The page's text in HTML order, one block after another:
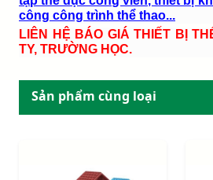
công công trình thể thao...
LIÊN HỆ BÁO GIÁ THIẾT BỊ
TY, TRƯỜNG HỌC.
Sản phẩm cùng loại